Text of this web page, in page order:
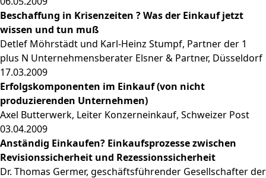
Beschaffung in Krisenzeiten ? Was der Einkauf jetzt
wissen und tun muß
Detlef Möhrstädt und Karl-Heinz Stumpf, Partner der 1
plus N Unternehmensberater Elsner & Partner, Düsseldorf
17.03.2009
Erfolgskomponenten im Einkauf (von nicht
produzierenden Unternehmen)
Axel Butterwerk, Leiter Konzerneinkauf, Schweizer Post
03.04.2009
Anständig Einkaufen? Einkaufsprozesse zwischen
Revisionssicherheit und Rezessionssicherheit
Dr. Thomas Germer, geschäftsführender Gesellschafter der